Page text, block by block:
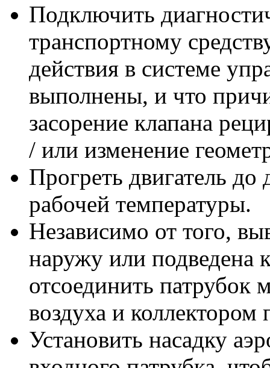
Подключить
транспортному
действия в системе
выполнены, и что
засорение клапана
/ или изменение
Прогреть двигатель
рабочей температуры.
Независимо от того,
наружу или подведена
отсоединить патрубок
воздуха и коллектором
Установить насадку